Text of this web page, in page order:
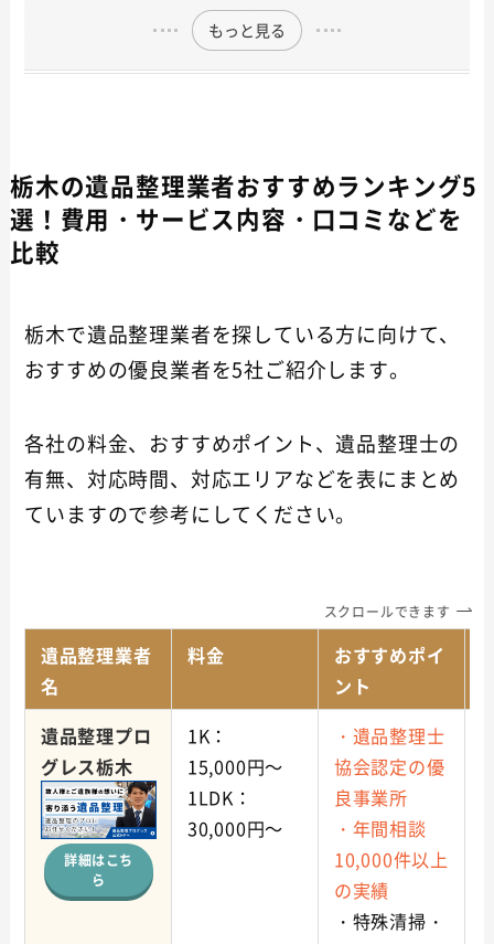
もっと見る
栃木の遺品整理業者おすすめランキング5
選！費用・サービス内容・口コミなどを
比較
栃木で遺品整理業者を探している方に向けて、
おすすめの優良業者を5社ご紹介します。
各社の料金、おすすめポイント、遺品整理士の
有無、対応時間、対応エリアなどを表にまとめ
ていますので参考にしてください。
スクロールできます
遺品整理業者
名
料金
おすすめポイ
ント
遺品整理プロ
グレス栃木
詳細はこち
ら
1K：
15,000円～
1LDK：
30,000円～
・遺品整理士
協会認定の優
良事業所
・年間相談
10,000件以上
の実績
・特殊清掃・